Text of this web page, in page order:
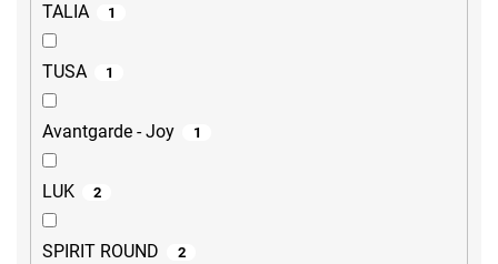
TALIA 1
TUSA 1
Avantgarde - Joy 1
LUK 2
SPIRIT ROUND 2